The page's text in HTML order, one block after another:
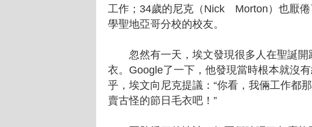
工作；34歲的尼克（Nick Morton）也厭
學聖地亞哥分校的校友。
忽然有一天，埃文發現很多人在聖誕開
衣。Google了一下，他發現當時根本就沒
乎，埃文向尼克提議：“你看，我倆工作都
賣古怪的節日毛衣吧！”